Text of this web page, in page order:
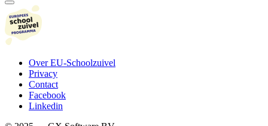
Over EU-Schoolzuivel
Privacy
Contact
Facebook
Linkedin